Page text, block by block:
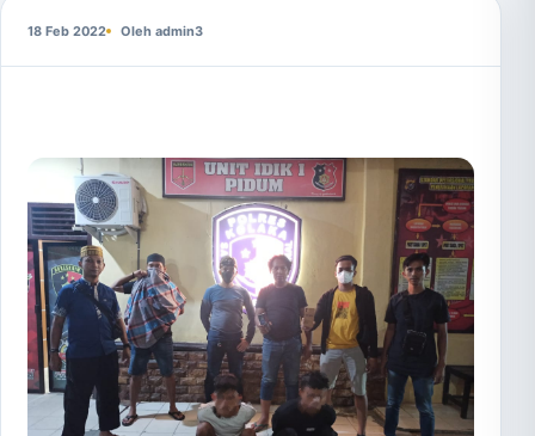
18 Feb 2022 Oleh admin3